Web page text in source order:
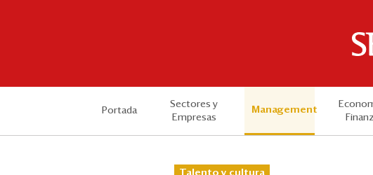
Portada
Sectores y
Empresas
Management
Talento y cultura